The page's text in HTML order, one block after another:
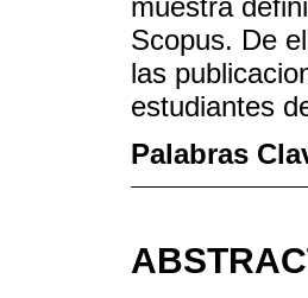
Scopus. De
las
estudiantes
Palabras